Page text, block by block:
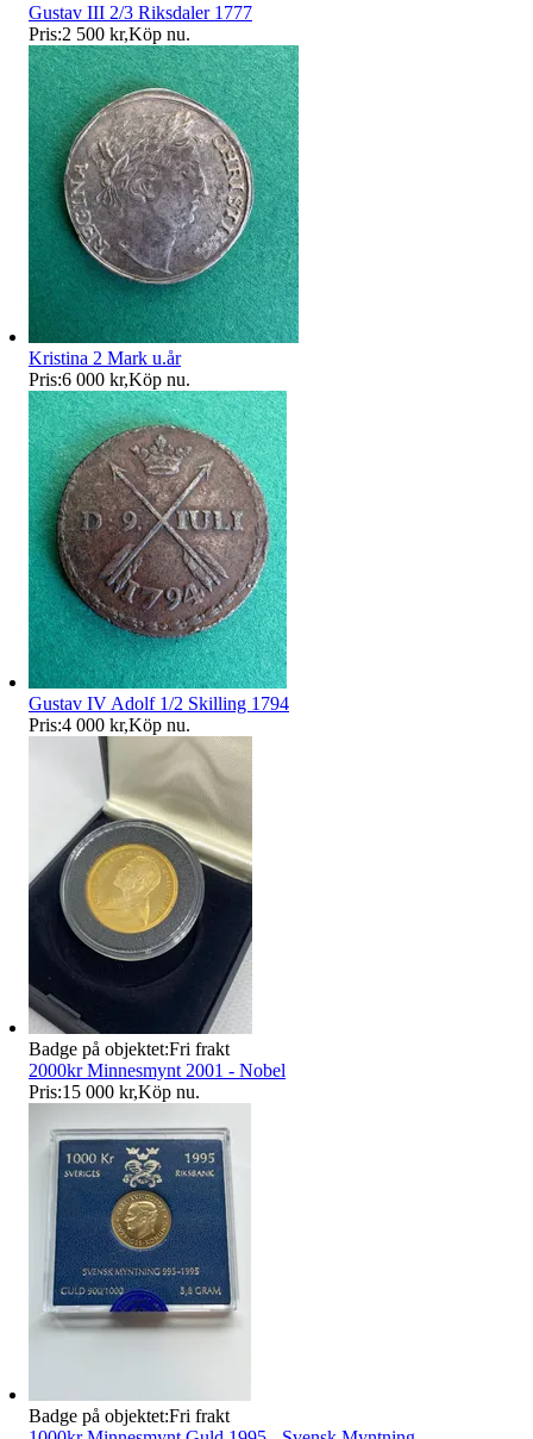
Gustav III 2/3 Riksdaler 1777
Pris:2 500 kr,Köp nu.
Kristina 2 Mark u.år
Pris:6 000 kr,Köp nu.
Gustav IV Adolf 1/2 Skilling 1794
Pris:4 000 kr,Köp nu.
Badge på objektet:Fri frakt
2000kr Minnesmynt 2001 - Nobel
Pris:15 000 kr,Köp nu.
Badge på objektet:Fri frakt